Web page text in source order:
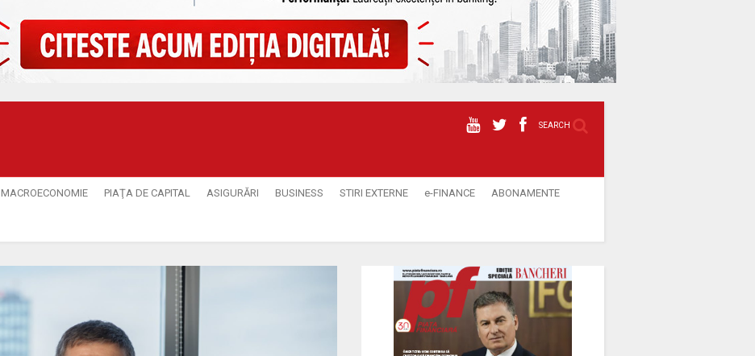
SEARCH
MACROECONOMIE PIAŢA DE CAPITAL ASIGURĂRI BUSINESS STIRI EXTERNE e-FINANCE ABONAMENTE